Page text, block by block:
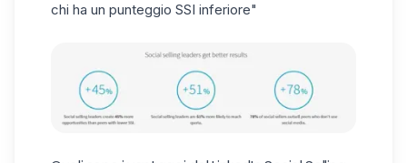
chi ha un punteggio SSI inferiore"